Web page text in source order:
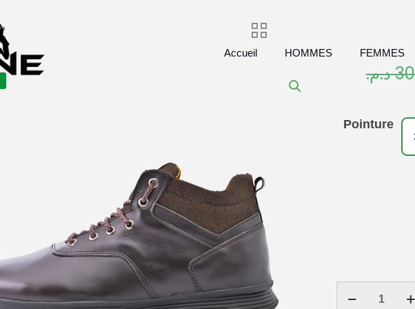
Accueil HOMMES FEMMES
د.م.
Pointure